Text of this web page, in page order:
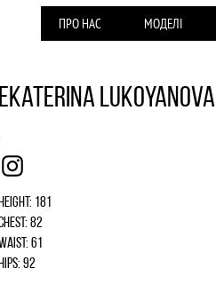
ПРО НАС МОДЕЛІ
Ekaterina Lukoyanova
Height: 181
82
61
Hips: 92